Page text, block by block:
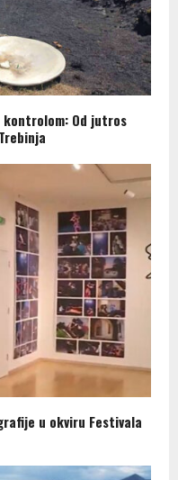
kontrolom: Od jutros
u okviru Festivala